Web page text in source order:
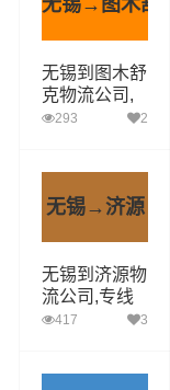
无锡→图木舒克
无锡到图木舒
克物流公司,
专线运输(安
293 2
无锡→济源
无锡到济源物
流公司,专线
运输(安全高
417 3